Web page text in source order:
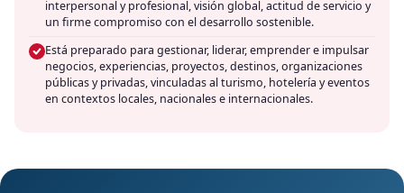
interpersonal y profesional, visión global, actitud de servicio y
un firme compromiso con el desarrollo sostenible.
Está preparado para gestionar, liderar, emprender e impulsar
negocios, experiencias, proyectos, destinos, organizaciones
públicas y privadas, vinculadas al turismo, hotelería y eventos
en contextos locales, nacionales e internacionales.